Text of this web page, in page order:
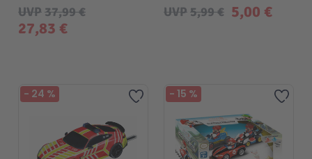
Super Mario
Aktion
Seltene Artikel
Cars
27,83 €
UVP37,99 € 5,00 €
UVP5,99 €
Zur Wunschliste hinzufügen
- 24 % Zur
- 15 %